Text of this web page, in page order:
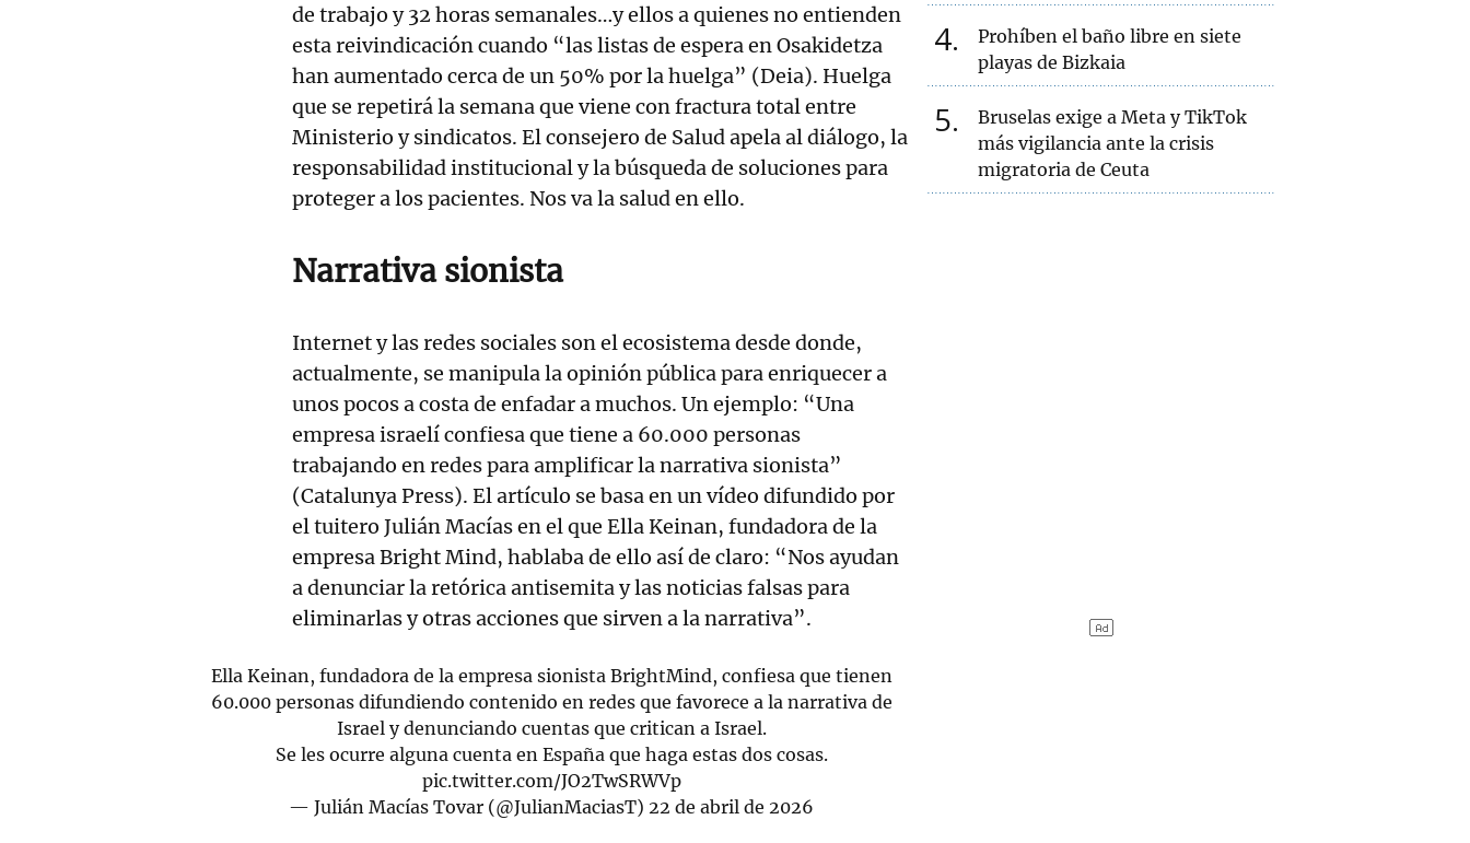
de trabajo y 32 horas semanales…y ellos a quienes no entienden
esta reivindicación cuando “las listas de espera en Osakidetza
han aumentado cerca de un 50% por la huelga” (Deia). Huelga
que se repetirá la semana que viene con fractura total entre
Ministerio y sindicatos. El consejero de Salud apela al diálogo, la
responsabilidad institucional y la búsqueda de soluciones para
proteger a los pacientes. Nos va la salud en ello.
Narrativa sionista
Internet y las redes sociales son el ecosistema desde donde,
actualmente, se manipula la opinión pública para enriquecer a
unos pocos a costa de enfadar a muchos. Un ejemplo: “Una
empresa israelí confiesa que tiene a 60.000 personas
trabajando en redes para amplificar la narrativa sionista”
(Catalunya Press). El artículo se basa en un vídeo difundido por
el tuitero Julián Macías en el que Ella Keinan, fundadora de la
empresa Bright Mind, hablaba de ello así de claro: “Nos ayudan
a denunciar la retórica antisemita y las noticias falsas para
eliminarlas y otras acciones que sirven a la narrativa”.
Ella Keinan, fundadora de la empresa sionista BrightMind, confiesa que tienen
60.000 personas difundiendo contenido en redes que favorece a la narrativa de
Israel y denunciando cuentas que critican a Israel.
Se les ocurre alguna cuenta en España que haga estas dos cosas.
pic.twitter.com/JO2TwSRWVp
— Julián Macías Tovar (@JulianMaciasT) 22 de abril de 2026
4
Prohíben el baño libre en siete
playas de Bizkaia
5
Bruselas exige a Meta y TikTok
más vigilancia ante la crisis
migratoria de Ceuta